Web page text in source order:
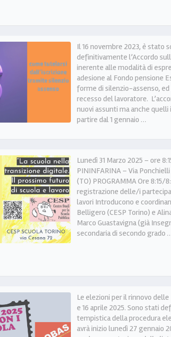
Il 16 novembre 2023, è stato
definitivamente l’Accordo
inerente alle modalità di
adesione al Fondo pensione
forme di silenzio-assenso,
recesso del lavoratore.
nuovi assunti ma anche
partire dal 1 gennaio …
Lunedì 31 Marzo 2025 – ore
PININFARINA – Via
(TO) PROGRAMMA Ore 8:15/
registrazione delle/i
lavori Introducono e
Belligero (CESP Torino) e
Marco Guastavigna (già
secondaria di secondo grado
Le elezioni per il rinnovo delle
e 16 aprile 2025. Sono stati
tempistica della procedura
avrà inizio lunedì 27 gennaio